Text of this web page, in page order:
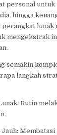
personal untuk
hingga
perangkat lunak
mengekstrak
semakin
langkah
Rutin
Membatasi